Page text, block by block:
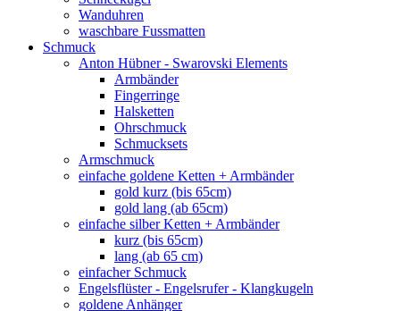
Wanduhren
waschbare Fussmatten
Schmuck
Anton Hübner - Swarovski Elements
Armbänder
Fingerringe
Halsketten
Ohrschmuck
Schmucksets
Armschmuck
einfache goldene Ketten + Armbänder
gold kurz (bis 65cm)
gold lang (ab 65cm)
einfache silber Ketten + Armbänder
kurz (bis 65cm)
lang (ab 65 cm)
einfacher Schmuck
Engelsflüster - Engelsrufer - Klangkugeln
goldene Anhänger